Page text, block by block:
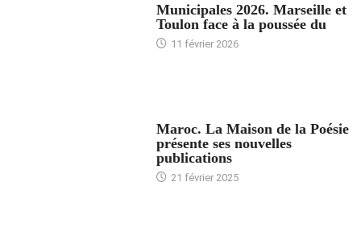
Municipales 2026. Marseille et
Toulon face à la poussée du
11 février 2026
Maroc. La Maison de la Poésie
présente ses nouvelles
publications
21 février 2025